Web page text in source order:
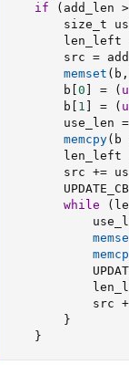
if
( add_len >
size_t
        len_left
        src
= add
memset ( b ,
        b
[0 = (
        b
1 = (
        use_len
=
memcpy( b
        len_left
        src
+=
while
(
            src
}
}